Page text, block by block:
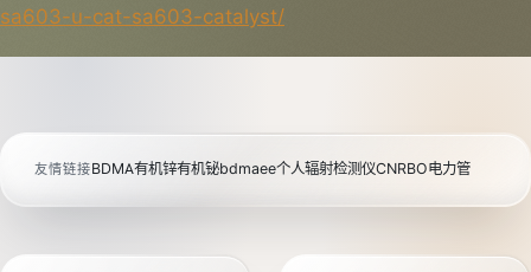
sa603-u-cat-sa603-catalyst/
友情链接BDMA有机锌有机铋bdmaee个人辐射检测仪CNRBO电力管